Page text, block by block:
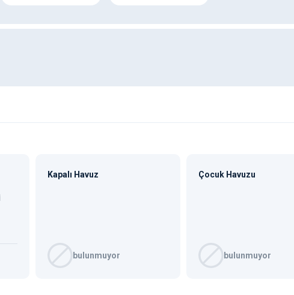
Kapalı Havuz
bulunmuyor
Çocuk Havuzu
bulunmuyor